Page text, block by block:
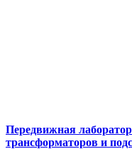
Передвижная
трансформаторов и